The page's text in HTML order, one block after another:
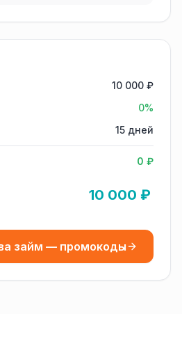
10 000 ₽
0%
15 дней
0 ₽
10 000 ₽
займ — промокоды